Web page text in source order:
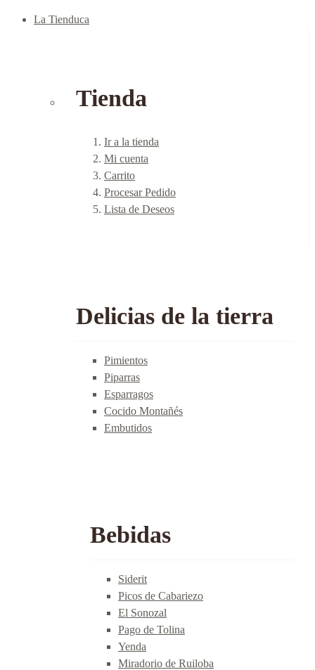
La Tienduca
Tienda
Ir a la tienda
Mi cuenta
Carrito
Procesar Pedido
Lista de Deseos
Delicias de la tierra
Pimientos
Piparras
Esparragos
Cocido Montañés
Embutidos
Bebidas
Siderit
Picos de Cabariezo
El Sonozal
Pago de Tolina
Yenda
Miradorio de Ruiloba